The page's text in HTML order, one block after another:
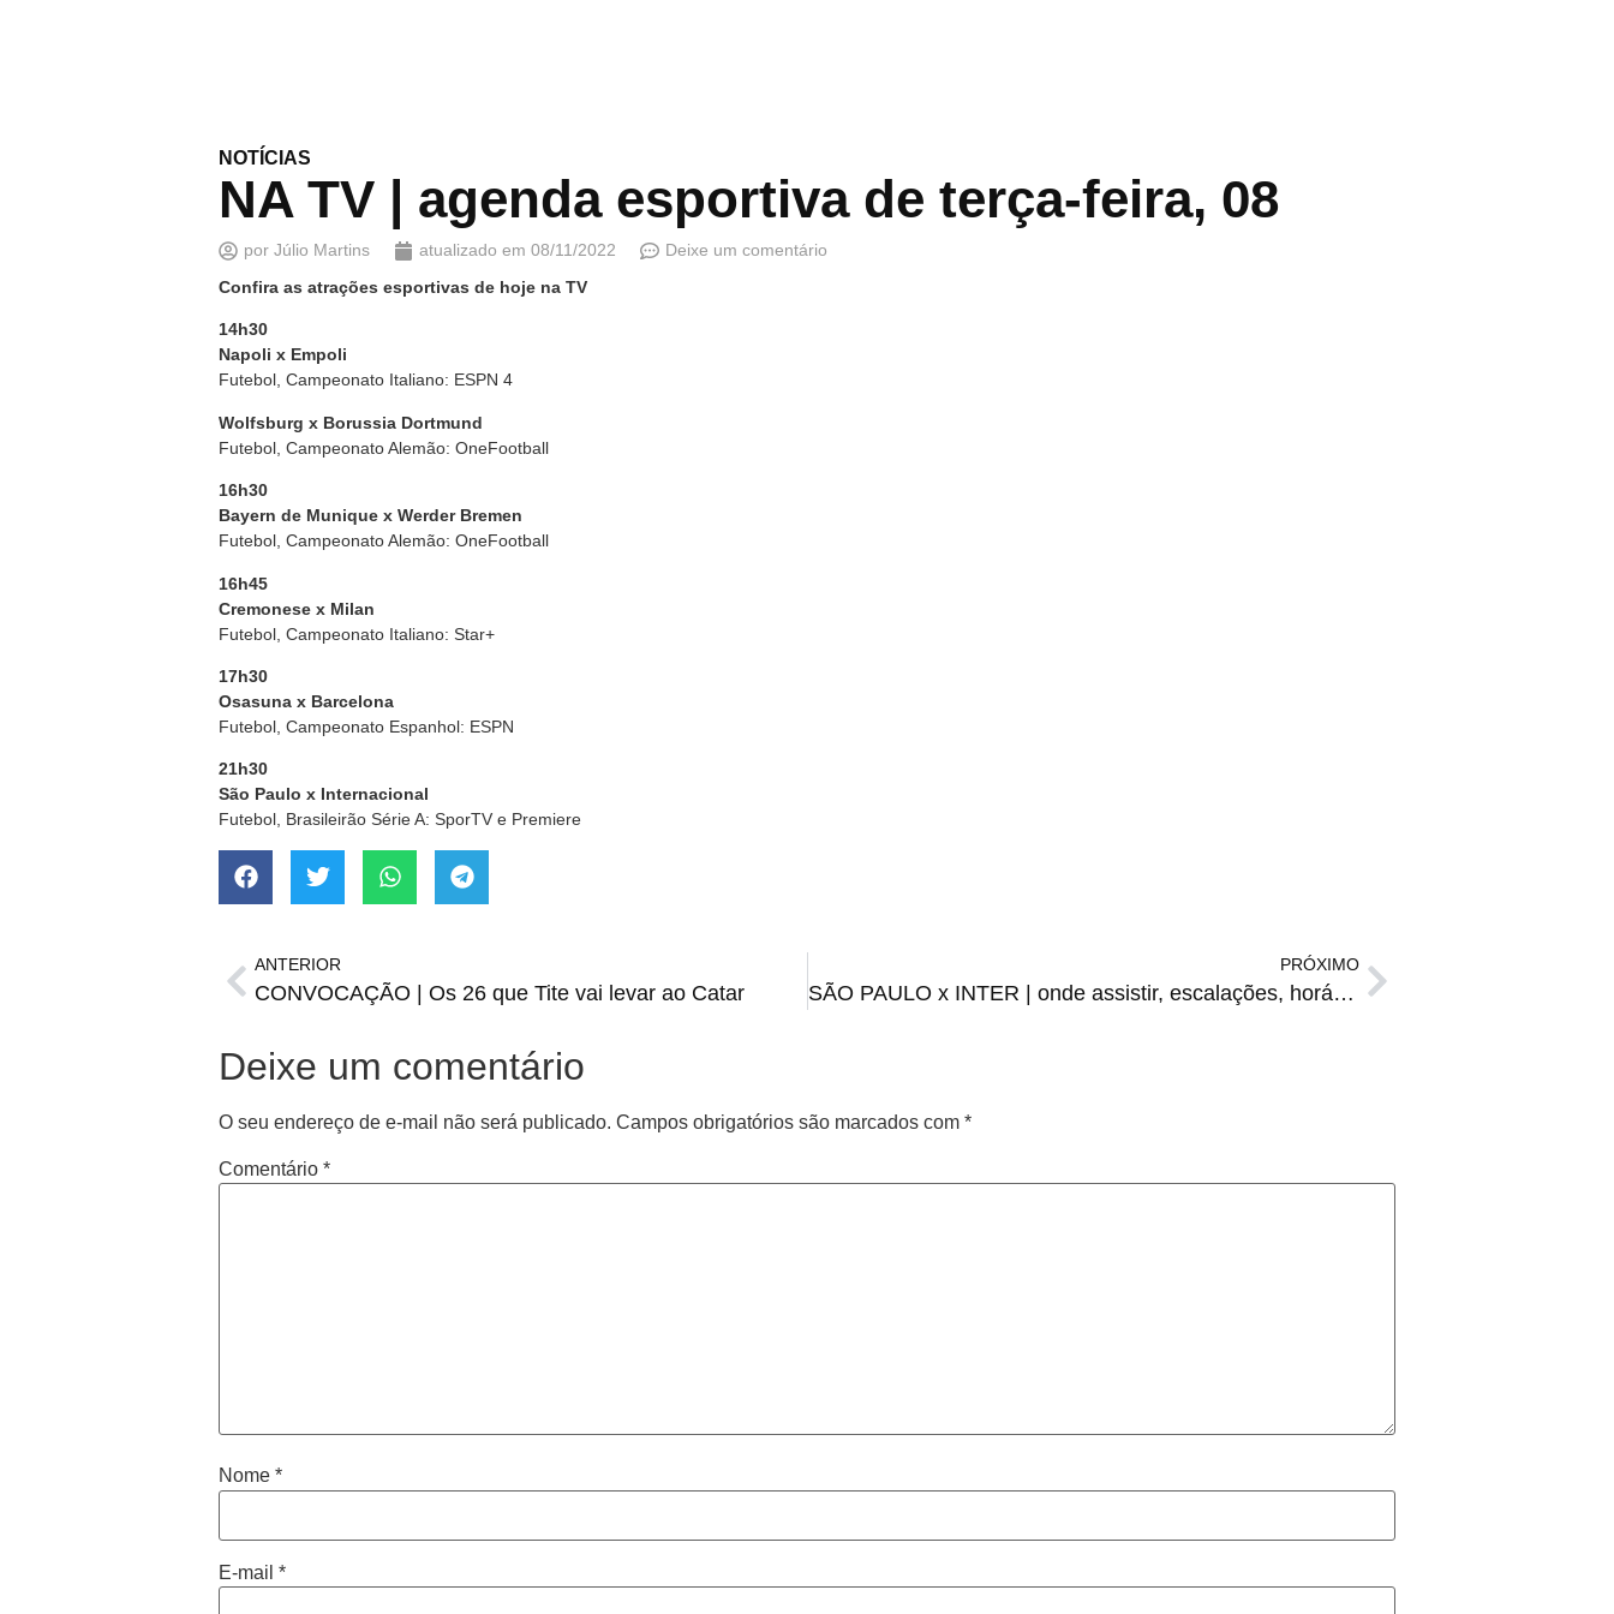
NOTÍCIAS
NA TV | agenda esportiva de terça-feira, 08
por Júlio Martins atualizado em 08/11/2022
Deixe um comentário
Confira as atrações esportivas de hoje na TV
14h30
Napoli x Empoli
Futebol, Campeonato Italiano: ESPN 4
Wolfsburg x Borussia Dortmund
Futebol, Campeonato Alemão: OneFootball
16h30
Bayern de Munique x Werder Bremen
Futebol, Campeonato Alemão: OneFootball
16h45
Cremonese x Milan
Futebol, Campeonato Italiano: Star+
17h30
Osasuna x Barcelona
Futebol, Campeonato Espanhol: ESPN
21h30
São Paulo x Internacional
Futebol, Brasileirão Série A: SporTV e Premiere
ANTERIOR
CONVOCAÇÃO | Os 26 que Tite vai levar ao Catar
PRÓXIMO
SÃO PAULO x INTER | onde assistir, escalações, horário e arbitragem
Deixe um comentário
O seu endereço de e-mail não será publicado. Campos obrigatórios são marcados com *
Comentário *
Nome *
E-mail *